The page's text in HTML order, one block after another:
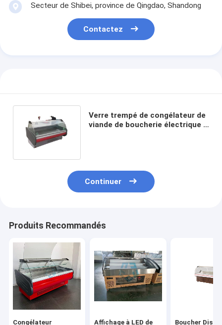
Secteur de Shibei, province de Qingdao, Shandong
Contactez
Verre trempé de congélateur de
viande de boucherie électrique à
Continuer
Produits Recommandés
Congélateur Affichage à LED de Boucher